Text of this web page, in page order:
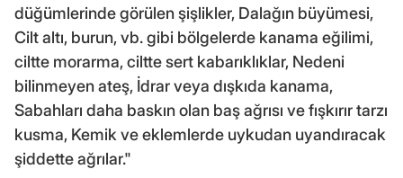
düğümlerinde görülen şişlikler, Dalağın büyümesi,
Cilt altı, burun, vb. gibi bölgelerde kanama eğilimi,
ciltte morarma, ciltte sert kabarıklıklar, Nedeni
bilinmeyen ateş, İdrar veya dışkıda kanama,
Sabahları daha baskın olan baş ağrısı ve fışkırır tarzı
kusma, Kemik ve eklemlerde uykudan uyandıracak
şiddette ağrılar."